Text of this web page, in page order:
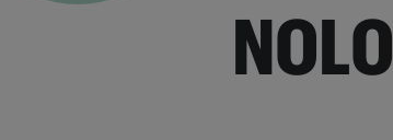
NOLO